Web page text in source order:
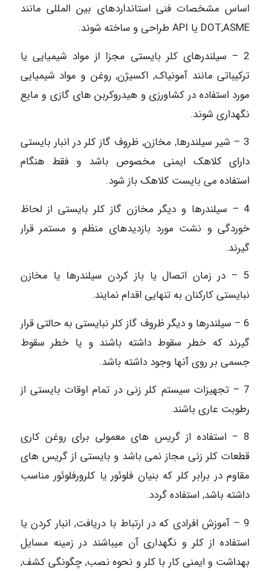
اساس مشخصات فنی استانداردهای بین المللی مانند
DOT,ASME یا API طراحی و ساخته شوند.
2 – سیلندرهای کلر بایستی مجزا از مواد شیمیایی یا
ترکیباتی مانند آمونیاک, اکسیژن, روغن و مواد شیمیایی
مورد استفاده در کشاورزی و هیدروکربن های گازی و مایع
نگهداری شوند.
3 – شیر سیلندرها, مخازن, ظروف گاز کلر در انبار بایستی
دارای کلاهک ایمنی مخصوص باشد و فقط هنگام
استفاده می ‏بایست کلاهک باز شود.
4 – سیلندرها و دیگر مخازن گاز کلر بایستی از لحاظ
خوردگی و نشت مورد بازدیدهای منظم و مستمر قرار
گیرند.
5 – در زمان اتصال یا باز کردن سیلندرها یا مخازن
نبایستی کارکنان به تنهایی اقدام نمایند.
6 – سیلندرها و دیگر ظروف گاز کلر نبایستی به حالتی قرار
گیرند که خطر سقوط داشته باشند و یا خطر سقوط
جسمی بر روی آنها وجود داشته باشد.
7 – تجهیزات سیستم کلر زنی در تمام اوقات بایستی از
رطوبت عاری باشند.
8 – استفاده از گریس های معمولی برای روغن کاری
قطعات کلر زنی مجاز نمی‏ باشد و بایستی از گریس های
مقاوم در برابر کلر که بنیان فلوئور یا کلرورفلوئور مناسب
داشته باشد, استفاده گردد.
9 – آموزش افرادی که در ارتباط با دریافت, انبار کردن یا
استفاده از کلر و نگهداری آن می‏باشند در زمینه مسایل
بهداشت و ایمنی کار با کلر و نحوه نصب, چگونگی کشف,